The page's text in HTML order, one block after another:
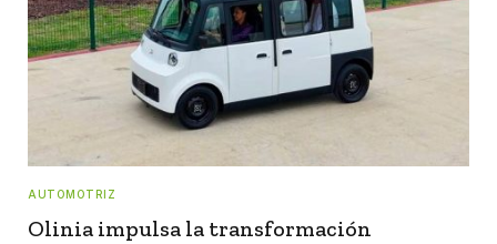
AUTOMOTRIZ
Olinia impulsa la transformación